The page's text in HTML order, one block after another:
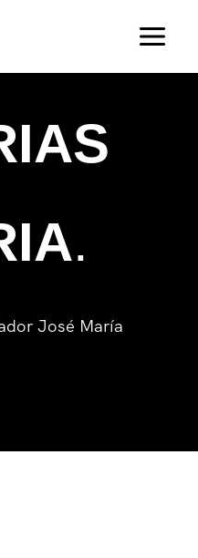
.
José María